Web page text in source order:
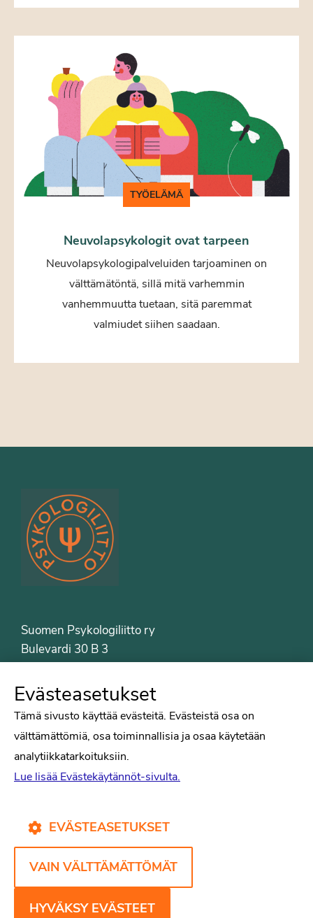
TYÖELÄMÄ
Neuvolapsykologit ovat tarpeen
Neuvolapsykologipalveluiden tarjoaminen on
välttämätöntä, sillä mitä varhemmin
vanhemmuutta tuetaan, sitä paremmat
valmiudet siihen saadaan.
Suomen Psykologiliitto ry
Bulevardi 30 B 3
Puh. 09-6122 9122
Psykologiliiton sivut
Tiede
Puheenvuorot
Kirjat
Yhteystiedot
Evästekäytännöt
Evästeasetukset
Tämä sivusto käyttää evästeitä. Evästeistä osa on
välttämättömiä, osa toiminnallisia ja osaa käytetään
analytiikkatarkoituksiin.
Lue lisää Evästekäytännöt-sivulta.
EVÄSTEASETUKSET
VAIN VÄLTTÄMÄTTÖMÄT
HYVÄKSY EVÄSTEET